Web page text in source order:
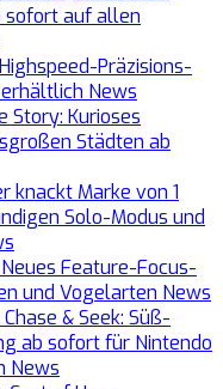
sofort auf allen
Präzisions-
News
Story: Kurioses
Städten ab
knackt Marke von 1
Solo-Modus und
Feature-Focus-
und Vogelarten News
& Seek: Süß-
ab sofort für Nintendo
News